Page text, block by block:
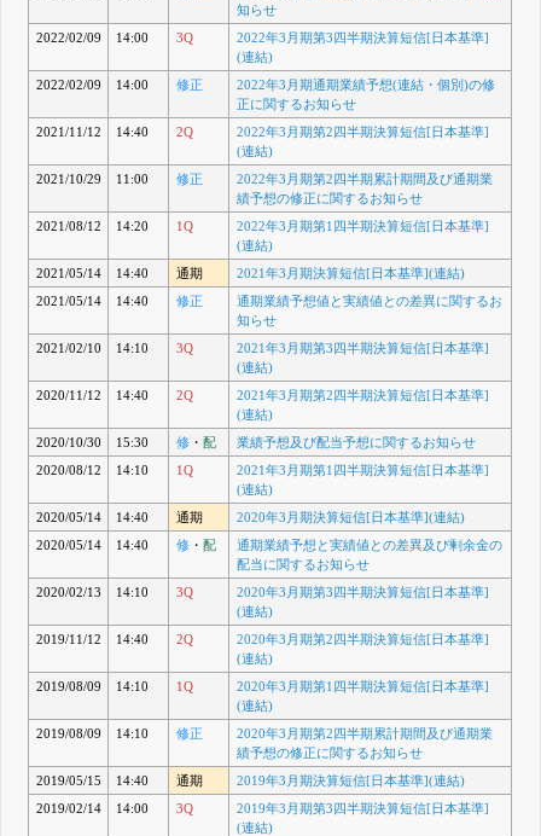
知らせ
2022/02/09
14:00 3Q
2022年3月期第3四半期決算短信[日本基準]
(連結)
2022/02/09
14:00 修正
2022年3月期通期業績予想(連結・個別)の修
正に関するお知らせ
2021/11/12
14:40 2Q
2022年3月期第2四半期決算短信[日本基準]
(連結)
2021/10/29
11:00 修正
2022年3月期第2四半期累計期間及び通期業
績予想の修正に関するお知らせ
2021/08/12
14:20 1Q
2022年3月期第1四半期決算短信[日本基準]
(連結)
2021/05/14
14:40 通期
2021年3月期決算短信[日本基準](連結)
2021/05/14
14:40 修正
通期業績予想値と実績値との差異に関するお
知らせ
2021/02/10
14:10 3Q
2021年3月期第3四半期決算短信[日本基準]
(連結)
2020/11/12
14:40 2Q
2021年3月期第2四半期決算短信[日本基準]
(連結)
2020/10/30
15:30 修・ 配
業績予想及び配当予想に関するお知らせ
2020/08/12
14:10 1Q
2021年3月期第1四半期決算短信[日本基準]
(連結)
2020/05/14
14:40 通期
2020年3月期決算短信[日本基準](連結)
2020/05/14
14:40 修・ 配
通期業績予想と実績値との差異及び剰余金の
配当に関するお知らせ
2020/02/13
14:10 3Q
2020年3月期第3四半期決算短信[日本基準]
(連結)
2019/11/12
14:40 2Q
2020年3月期第2四半期決算短信[日本基準]
(連結)
2019/08/09
14:10 1Q
2020年3月期第1四半期決算短信[日本基準]
(連結)
2019/08/09
14:10 修正
2020年3月期第2四半期累計期間及び通期業
績予想の修正に関するお知らせ
2019/05/15
14:40 通期
2019年3月期決算短信[日本基準](連結)
2019/02/14
14:00 3Q
2019年3月期第3四半期決算短信[日本基準]
(連結)